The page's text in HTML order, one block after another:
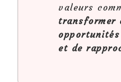
valeurs
transformer
et de